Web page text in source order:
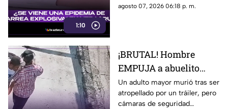
1:10
que puedan desatar la famosa
agosto 07, 2026 06:18 p. m.
¡BRUTAL! Hombre
EMPUJA a abuelito
para que un tráiler lo
atropellara
Un adulto mayor murió tras ser
atropellado por un tráiler, pero
cámaras de seguridad